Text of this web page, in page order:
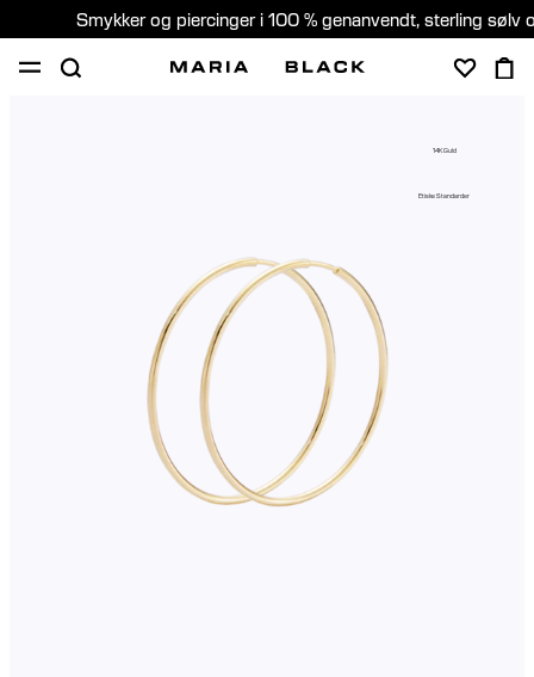
Smykker og piercinger i 100 % genanvendt, sterling sølv
14K Guld
Etiske Standarder